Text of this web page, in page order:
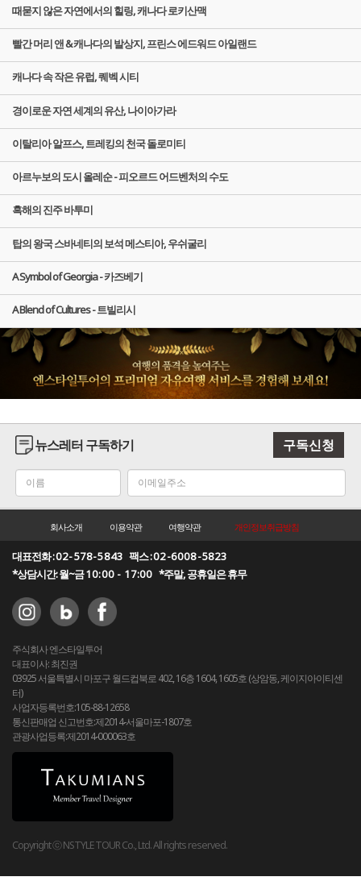
때묻지 않은 자연에서의 힐링, 캐나다 로키산맥
빨간 머리 앤 & 캐나다의 발상지, 프린스 에드워드 아일랜드
캐나다 속 작은 유럽, 퀘벡 시티
경이로운 자연 세계의 유산, 나이아가라
이탈리아 알프스, 트레킹의 천국 돌로미티
아르누보의 도시 올레순 - 피오르드 어드벤처의 수도
흑해의 진주 바투미
탑의 왕국 스바네티의 보석 메스티아, 우쉬굴리
A Symbol of Georgia - 카즈베기
A Blend of Cultures - 트빌리시
뉴스레터 구독하기 구독신청
회사소개 이용약관 여행약관 개인정보취급방침
대표전화 :02-578-5843 팩스 :02-6008-5823
*상담시간: 월~금10:00 - 17:00 *주말, 공휴일은 휴무
주식회사 엔스타일투어
대표이사: 최진권
03925 서울특별시 마포구 월드컵북로 402, 16층 1604, 1605호 (상암동, 케이지아이티센
터)
사업자등록번호:105-88-12658
통신판매업 신고번호:제2014-서울마포-1807호
관광사업등록:제2014-000063호
Copyright ⓒ NSTYLE TOUR Co., Ltd. All rights reserved.